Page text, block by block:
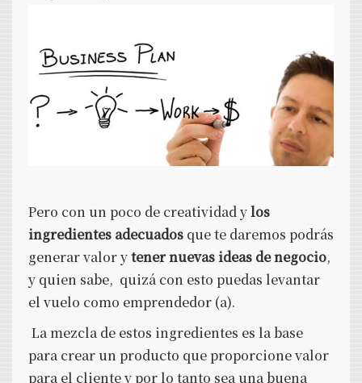
Pero con un poco de creatividad ylos
ingredientes adecuados que te daremos podrás
generar valor ytener nuevas ideas de negocio,
y quien sabe, quizá con esto puedas levantar
el vuelo como emprendedor (a).
La mezcla de estos ingredientes es la base
para crear un producto que proporcione valor
para el cliente y por lo tanto sea una buena